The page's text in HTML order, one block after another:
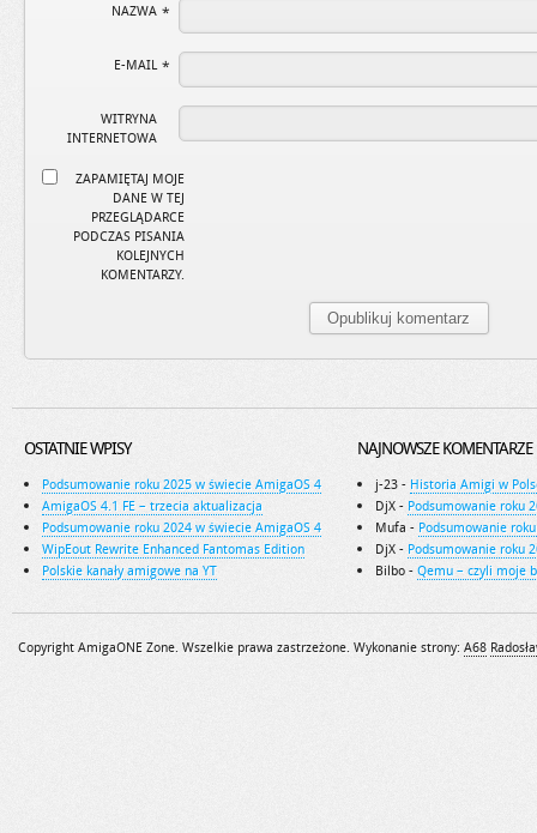
NAZWA *
E-MAIL *
WITRYNA
INTERNETOWA
ZAPAMIĘTAJ MOJE
DANE W TEJ
PRZEGLĄDARCE
PODCZAS PISANIA
KOLEJNYCH
KOMENTARZY.
OSTATNIE WPISY
Podsumowanie roku 2025 w świecie AmigaOS 4
AmigaOS 4.1 FE – trzecia aktualizacja
Podsumowanie roku 2024 w świecie AmigaOS 4
WipEout Rewrite Enhanced Fantomas Edition
Polskie kanały amigowe na YT
NAJNOWSZE KOMENTARZE
j-23 - Historia Amigi w
DjX - Podsumowanie roku
Mufa - Podsumowanie
DjX - Podsumowanie roku
Bilbo - Qemu – czyli moje
Copyright AmigaONE Zone. Wszelkie prawa zastrzeżone. Wykonanie strony: A68